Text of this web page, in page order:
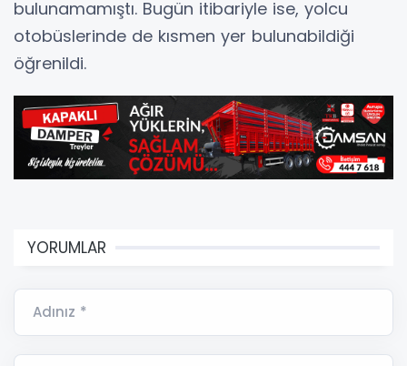
bulunamamıştı. Bugün itibariyle ise, yolcu
otobüslerinde de kısmen yer bulunabildiği
öğrenildi.
YORUMLAR
Adınız *